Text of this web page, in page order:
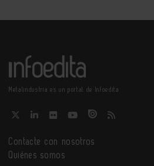
Metalindustria es un portal de Infoedita
Contacte con nosotros
Quiénes somos